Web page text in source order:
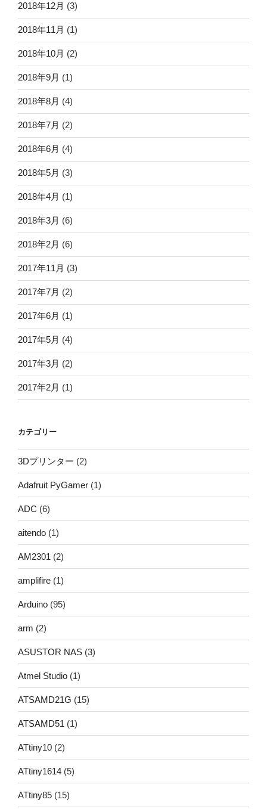
2018年12月 (3)
2018年11月 (1)
2018年10月 (2)
2018年9月 (1)
2018年8月 (4)
2018年7月 (2)
2018年6月 (4)
2018年5月 (3)
2018年4月 (1)
2018年3月 (6)
2018年2月 (6)
2017年11月 (3)
2017年7月 (2)
2017年6月 (1)
2017年5月 (4)
2017年3月 (2)
2017年2月 (1)
カテゴリー
3Dプリンター (2)
Adafruit PyGamer (1)
ADC (6)
aitendo (1)
AM2301 (2)
amplifire (1)
Arduino (95)
arm (2)
ASUSTOR NAS (3)
Atmel Studio (1)
ATSAMD21G (15)
ATSAMD51 (1)
ATtiny10 (2)
ATtiny1614 (5)
ATtiny85 (15)